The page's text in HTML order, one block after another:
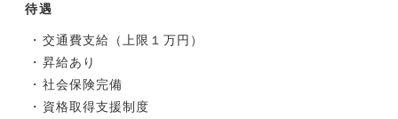
待遇
・交通費支給（上限１万円）
・昇給あり
・社会保険完備
・資格取得支援制度